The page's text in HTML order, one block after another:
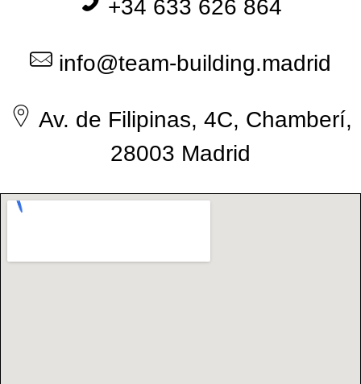
+34 633 626 864
info@team-building.madrid
Av. de Filipinas, 4C, Chamberí,
28003 Madrid